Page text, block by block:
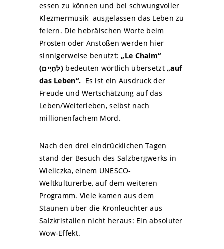
essen zu können und bei schwungvoller
Klezmermusik ausgelassen das Leben zu
feiern. Die hebräischen Worte beim
Prosten oder Anstoßen werden hier
sinnigerweise benutzt:„Le Chaim“
(לְחַיִּים)bedeuten wörtlich übersetzt„auf
das Leben“. Es ist ein Ausdruck der
Freude und Wertschätzung auf das
Leben/Weiterleben, selbst nach
millionenfachem Mord.
Nach den drei eindrücklichen Tagen
stand der Besuch des Salzbergwerks in
Wieliczka, einem UNESCO-
Weltkulturerbe, auf dem weiteren
Programm. Viele kamen aus dem
Staunen über die Kronleuchter aus
Salzkristallen nicht heraus: Ein absoluter
Wow-Effekt.